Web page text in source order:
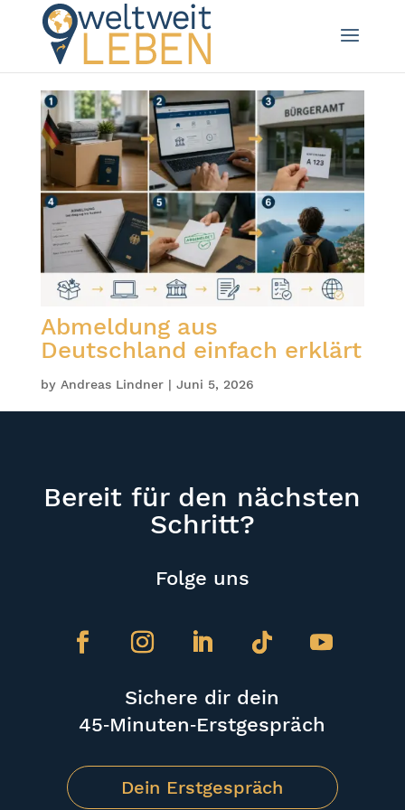
Abmeldung aus
Deutschland einfach erklärt
by Andreas Lindner| Juni 5, 2026
Bereit für den nächsten
Schritt?
Folge uns
Sichere dir dein
45‑Minuten‑Erstgespräch
Dein Erstgespräch